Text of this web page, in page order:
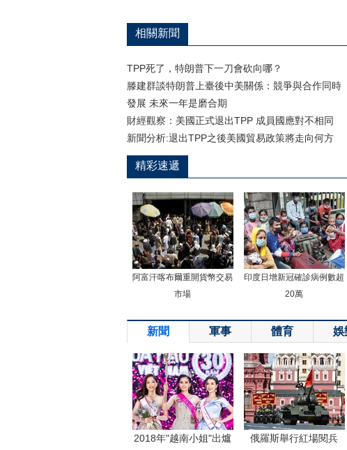
相關新聞
TPP死了，特朗普下一刀會砍向哪？
滕建群談特朗普上臺後中美關係：競爭與合作同時
發展 未來一年是磨合期
財經觀察：美國正式退出TPP 成員國應對不相同
新聞分析:退出TPP之後美國貿易政策將走向何方
精彩速遞
阿富汗喀布爾重開貨幣交易
市場
印度日增新冠確診病例數超
20萬
新聞 軍事 體育 娛